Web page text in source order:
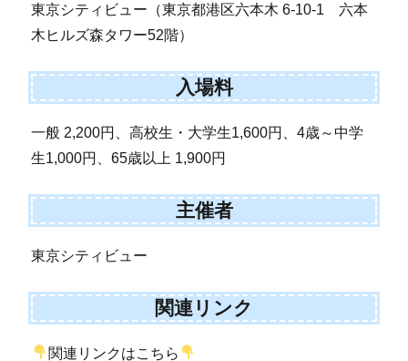
東京シティビュー（東京都港区六本木 6-10-1 六本
木ヒルズ森タワー52階）
入場料
一般 2,200円、高校生・大学生1,600円、4歳～中学
生1,000円、65歳以上 1,900円
主催者
東京シティビュー
関連リンク
関連リンクはこちら